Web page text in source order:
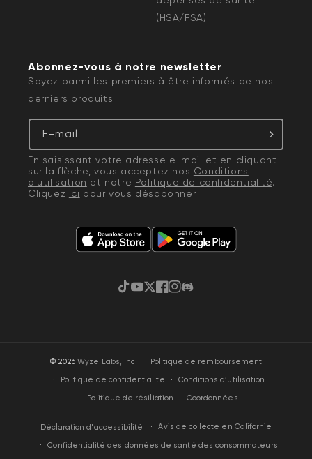
(HSA/FSA)
Abonnez-vous à notre newsletter
Soyez parmi les premiers à être informés de nos
derniers produits
E-mail
En saisissant votre adresse e-mail et en cliquant
sur la flèche, vous acceptez nos Conditions
d'utilisation et notre Politique de confidentialité.
Cliquez ici pour vous désabonner.
TikTokYouTube
Gazouillement
Facebook
Instagram
Discorde
© 2026Wyze Labs, Inc. ·
Politique de remboursement
Politique de confidentialité
Conditions d’utilisation
Politique de résiliation
Coordonnées
Déclaration d'accessibilité Avis de collecte en Californie
Confidentialité des données de santé des consommateurs